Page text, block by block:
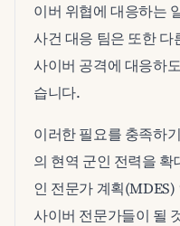
이버 위협에 대응하는
사건 대응 팀은 또한 다
사이버 공격에 대응하
습니다.
이러한 필요를 충족하
의 현역 군인 전력을
인 전문가 계획
사이버 전문가들이 될